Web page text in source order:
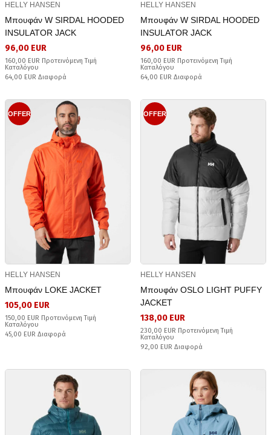
HELLY HANSEN
Μπουφάν W SIRDAL HOODED
INSULATOR JACK
96,00 EUR
160,00 EUR Προτεινόμενη Τιμή
Καταλόγου
64,00 EUR Διαφορά
HELLY HANSEN
Μπουφάν W SIRDAL HOODED
INSULATOR JACK
96,00 EUR
160,00 EUR Προτεινόμενη Τιμή
Καταλόγου
64,00 EUR Διαφορά
OFFER
HELLY HANSEN
Μπουφάν LOKE JACKET
105,00 EUR
150,00 EUR Προτεινόμενη Τιμή
Καταλόγου
45,00 EUR Διαφορά
OFFER
HELLY HANSEN
Μπουφάν OSLO LIGHT PUFFY
JACKET
138,00 EUR
230,00 EUR Προτεινόμενη Τιμή
Καταλόγου
92,00 EUR Διαφορά